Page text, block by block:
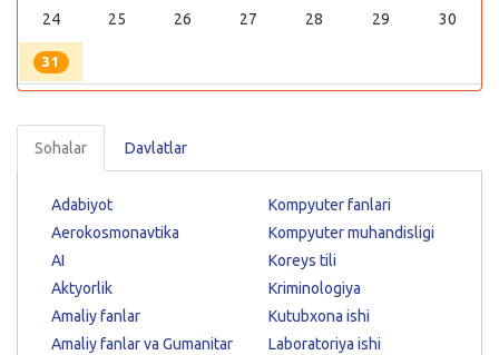
24 25 26 27 28 29 30
31
Sohalar Davlatlar
Adabiyot
Aerokosmonavtika
AI
Aktyorlik
Amaliy fanlar
Amaliy fanlar va Gumanitar
Kompyuter fanlari
Kompyuter muhandisligi
Koreys tili
Kriminologiya
Kutubxona ishi
Laboratoriya ishi